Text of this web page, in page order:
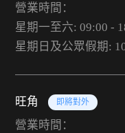
營業時間：
星期一至六: 09:00 -
星期日及公眾假期:
旺角 即將對外
營業時間：